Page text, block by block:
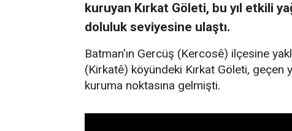
kuruyan Kırkat Göleti, bu yıl etkili
doluluk seviyesine ulaştı.
Batman'ın Gercüş (Kercosê) ilçesine
(Kirkatê) köyündeki Kırkat Göleti, geçen
kuruma noktasına gelmişti.